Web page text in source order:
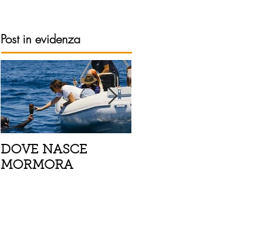
Post in evidenza
DOVE NASCE
MORMORA